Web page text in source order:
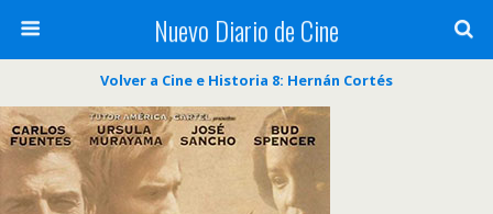
Nuevo Diario de Cine
Volver a Cine e Historia 8: Hernán Cortés